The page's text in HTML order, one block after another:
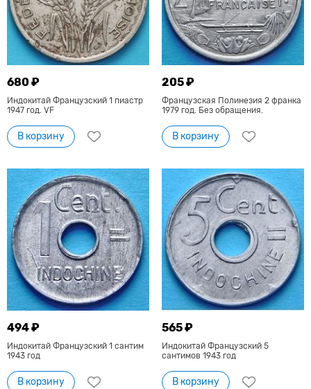
680 ₽
Индокитай Французский 1 пиастр
1947 год. VF
В корзину
205 ₽
Французская Полинезия 2 франка
1979 год. Без обращения.
В корзину
494 ₽
Индокитай Французский 1 сантим
1943 год
В корзину
565 ₽
Индокитай Французский 5
сантимов 1943 год
В корзину